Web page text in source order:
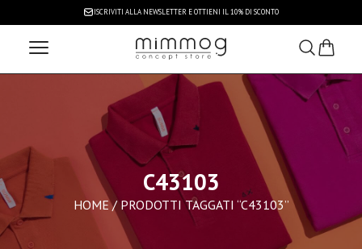
ISCRIVITI ALLA NEWSLETTER E OTTIENI IL 10% DI SCONTO
C43103
HOME/ PRODOTTI TAGGATI “C43103”